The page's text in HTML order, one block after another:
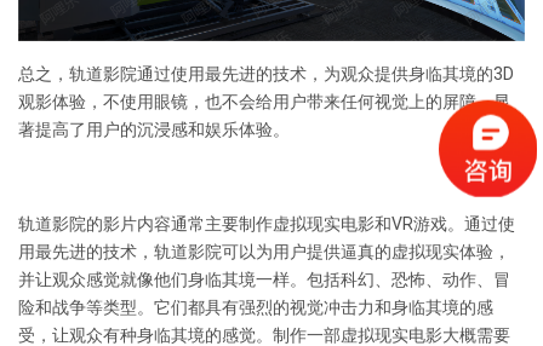
总之，轨道影院通过使用最先进的技术，为观众提供身临其境的3D
观影体验，不使用眼镜，也不会给用户带来任何视觉上的屏障，显
著提高了用户的沉浸感和娱乐体验。
轨道影院的影片内容通常主要制作虚拟现实电影和VR游戏。通过使
用最先进的技术，轨道影院可以为用户提供逼真的虚拟现实体验，
并让观众感觉就像他们身临其境一样。包括科幻、恐怖、动作、冒
险和战争等类型。它们都具有强烈的视觉冲击力和身临其境的感
受，让观众有种身临其境的感觉。制作一部虚拟现实电影大概需要